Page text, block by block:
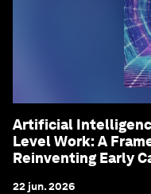
Artificial
Level Work: A
Reinventing Early
22 jun. 2026